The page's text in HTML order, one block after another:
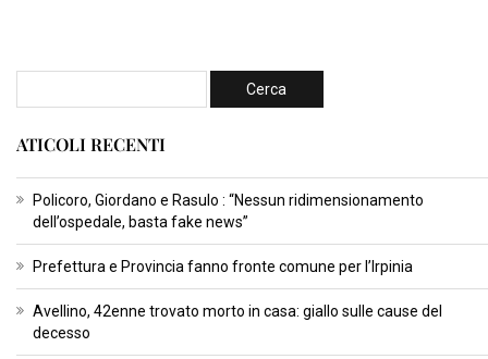
ATICOLI RECENTI
Policoro, Giordano e Rasulo : “Nessun ridimensionamento
dell’ospedale, basta fake news”
Prefettura e Provincia fanno fronte comune per l’Irpinia
Avellino, 42enne trovato morto in casa: giallo sulle cause del
decesso